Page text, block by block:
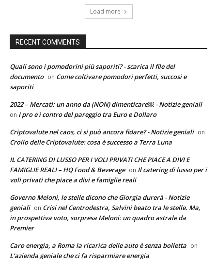
Load more
RECENT COMMENTS
Quali sono i pomodorini più saporiti? - scarica il file del
documento on Come coltivare pomodori perfetti, succosi e
saporiti
2022 – Mercati: un anno da (NON) dimenticare￼ - Notizie geniali
on I pro e i contro del pareggio tra Euro e Dollaro
Criptovalute nel caos, ci si può ancora fidare? - Notizie geniali on
Crollo delle Criptovalute: cosa è successo a Terra Luna
IL CATERING DI LUSSO PER I VOLI PRIVATI CHE PIACE A DIVI E
FAMIGLIE REALI – HQ Food & Beverage on Il catering di lusso per i
voli privati che piace a divi e famiglie reali
Governo Meloni, le stelle dicono che Giorgia durerà - Notizie
geniali on Crisi nel Centrodestra, Salvini beato tra le stelle. Ma,
in prospettiva voto, sorpresa Meloni: un quadro astrale da
Premier
Caro energia, a Roma la ricarica delle auto è senza bolletta on
L’azienda geniale che ci fa risparmiare energia